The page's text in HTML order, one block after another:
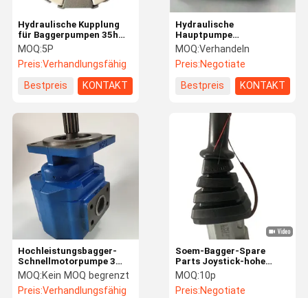
Zu Hause Über Uns
Hydraulische
Hauptpumpe
Getriebepumpe geeignet
für Bagger EC290 EC290B
EC290BLC
MOQ:Verhandeln
Preis:Negotiate
Bestpreis
KONTAKT
Hydraulische Kupplung
für Baggerpumpen 35h
für Hitachi Zax55 Zax60
Zax70 Ex120 Ex130-6
MOQ:5P
Preis:Verhandlungsfähig
Bestpreis
KONTAKT
Soem-Bagger-Spare
Parts Joystick-hohe
Qualität für SANY 55 65
75
MOQ:10p
Preis:Negotiate
Hochleistungsbagger-
Schnellmotorpumpe 3
Monate Garantie
MOQ:Kein MOQ begrenzt
Preis:Verhandlungsfähig